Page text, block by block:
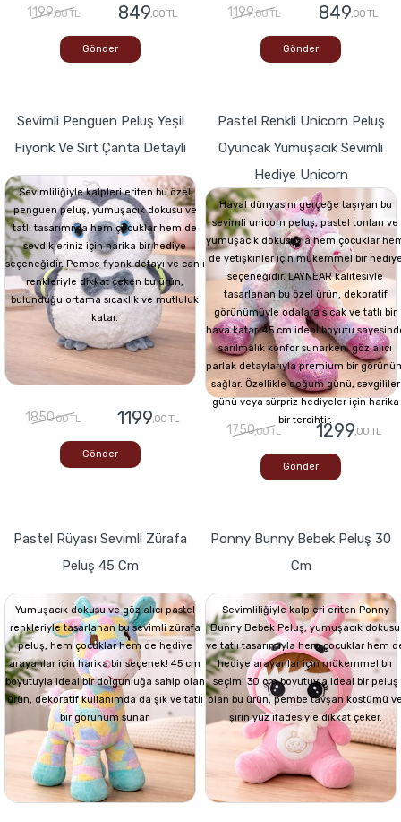
1199,00 TL 849,00 TL
Gönder
1199,00 TL 849,00 TL
Gönder
Sevimli Penguen Peluş Yeşil
Fiyonk Ve Sırt Çanta Detaylı
Sevimliliğiyle kalpleri eriten bu özel
penguen peluş, yumuşacık dokusu ve
tatlı tasarımıyla hem çocuklar hem de
sevdikleriniz için harika bir hediye
seçeneğidir. Pembe fiyonk detayı ve canlı
renkleriyle dikkat çeken bu ürün,
bulunduğu ortama sıcaklık ve mutluluk
katar.
1850,00 TL 1199,00 TL
Gönder
Pastel Renkli Unicorn Peluş
Oyuncak Yumuşacık Sevimli
Hediye Unicorn
Hayal dünyasını gerçeğe taşıyan bu
sevimli unicorn peluş, pastel tonları ve
yumuşacık dokusuyla hem çocuklar
de yetişkinler için mükemmel bir
seçeneğidir. LAYNEAR kalitesiyle
tasarlanan bu özel ürün, dekoratif
görünümüyle odalara sıcak ve tatlı bir
hava katar. 45 cm ideal boyutu
sarılmalık konfor sunarken, göz alıcı
parlak detaylarıyla premium bir
sağlar. Özellikle doğum günü, sevgililer
günü veya sürpriz hediyeler için harika
bir tercihtir.
1750,00 TL 1299,00 TL
Gönder
Pastel Rüyası Sevimli Zürafa
Peluş 45 Cm
Yumuşacık dokusu ve göz alıcı pastel
renkleriyle tasarlanan bu sevimli zürafa
peluş, hem çocuklar hem de hediye
arayanlar için harika bir seçenek! 45 cm
boyutuyla ideal bir dolgunluğa sahip olan
ürün, dekoratif kullanımda da şık ve tatlı
bir görünüm sunar.
Ponny Bunny Bebek Peluş 30
Cm
Sevimliliğiyle kalpleri eriten Ponny
Bunny Bebek Peluş, yumuşacık dokusu
ve tatlı tasarımıyla hem çocuklar hem
hediye arayanlar için mükemmel bir
seçim! 30 cm boyutuyla ideal bir peluş
olan bu ürün, pembe tavşan kostümü
şirin yüz ifadesiyle dikkat çeker.